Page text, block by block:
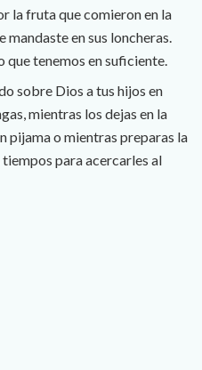
la fruta que comieron en la
en sus loncheras.
tenemos en suficiente.
sobre Dios a tus hijos en
mientras los dejas en la
pijama o mientras preparas la
para acercarles al